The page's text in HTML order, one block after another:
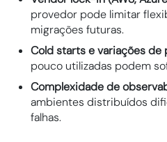
provedor pode limitar
migrações futuras.
Cold starts e variações de
pouco utilizadas podem
Complexidade de
ambientes distribuídos
falhas.